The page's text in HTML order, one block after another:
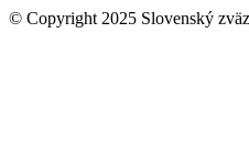
© Copyright 2025 Slovenský